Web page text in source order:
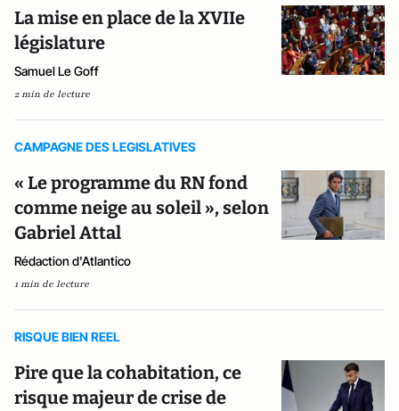
La mise en place de la XVIIe
législature
Samuel Le Goff
2 min de lecture
CAMPAGNE DES LEGISLATIVES
« Le programme du RN fond
comme neige au soleil », selon
Gabriel Attal
Rédaction d'Atlantico
1 min de lecture
RISQUE BIEN REEL
Pire que la cohabitation, ce
risque majeur de crise de